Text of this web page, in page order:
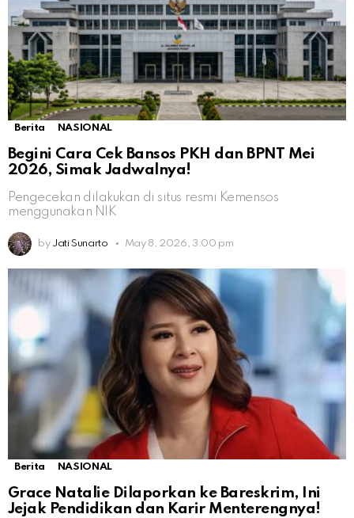
Berita NASIONAL
Begini Cara Cek Bansos PKH dan BPNT Mei
2026, Simak Jadwalnya!
Pengecekan dilakukan di situs resmi Kemensos
menggunakan NIK
by Jati Sunarto May 8, 2026, 3:00 pm
Berita NASIONAL
Grace Natalie Dilaporkan ke Bareskrim, Ini
Jejak Pendidikan dan Karir Menterengnya!